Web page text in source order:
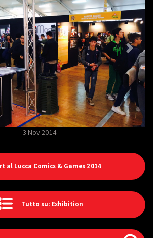
3 Nov 2014
al Lucca Comics & Games 2014
Tutto su: Exhibition